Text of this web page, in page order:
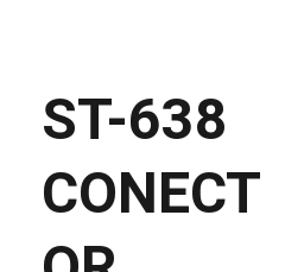
ST-638
CONECT